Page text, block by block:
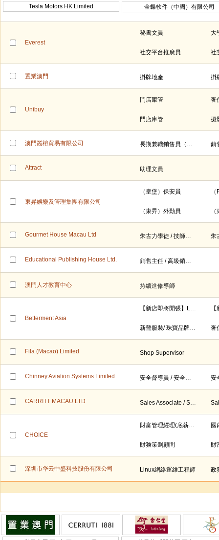
Tesla Motors HK Limited 金蝶軟件（中國）有限公司
Everest
秘書文員 大
社交平台推廣員 社
置業澳門 掛牌地產 掛
Unibuy
門店庫管 奢
門店庫管 摄
澳門叢榕貿易有限公司 長期兼職銷售員（時薪$80） 銷
Attract 助理文員
東昇娛樂及管理集團有限公司
（皇堡）保安員
（東昇）外勤員
Gourmet House Macau Ltd 朱古力學徒 / 技師（全職）
Educational Publishing House Ltd. 銷售主任 / 高級銷售主任 (澳門)
澳門人才教育中心 持續進修導師
Betterment Asia
【新店即將開張】Luxury/Premium Fashion Footwear Brand 底薪$17K，公佣為主，月入可達 $25K+
新晉服裝/ 珠寶品牌 - Sales Associate / SS/ Supervisor/ ASM (高低薪 ＋ 五天工作）
Fila (Macao) Limited Shop Supervisor
Chinney Aviation Systems Limited 安全督導員 / 安全主任 安
CARRITT MACAU LTD Sales Associate / Senior Sales Associate 銷售員/ 資深銷售員
CHOICE
財富管理經理(底薪15,000到25,000)
財務策劃顧問 財
深圳市华云中盛科技股份有限公司 Linux網絡運維工程師